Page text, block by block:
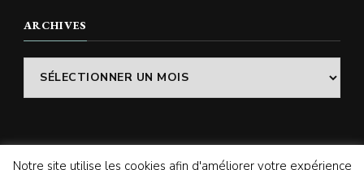
ARCHIVES
Archives
Notre site utilise les cookies afin d'améliorer votre expérience